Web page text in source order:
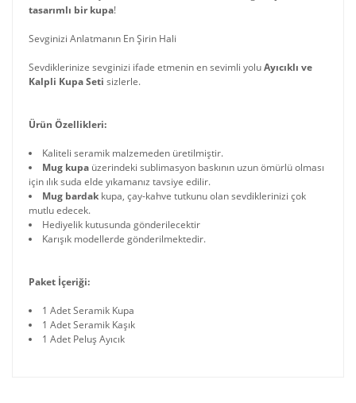
tasarımlı bir kupa!
Sevginizi Anlatmanın En Şirin Hali
Sevdiklerinize sevginizi ifade etmenin en sevimli yoluAyıcıklı ve
Kalpli Kupa Seti sizlerle.
Ürün Özellikleri:
Kaliteli seramik malzemeden üretilmiştir.
Mug kupa üzerindeki sublimasyon baskının uzun ömürlü olması
için ılık suda elde yıkamanız tavsiye edilir.
Mug bardak kupa, çay-kahve tutkunu olan sevdiklerinizi çok
mutlu edecek.
Hediyelik kutusunda gönderilecektir
Karışık modellerde gönderilmektedir.
Paket İçeriği:
1 Adet Seramik Kupa
1 Adet Seramik Kaşık
1 Adet Peluş Ayıcık